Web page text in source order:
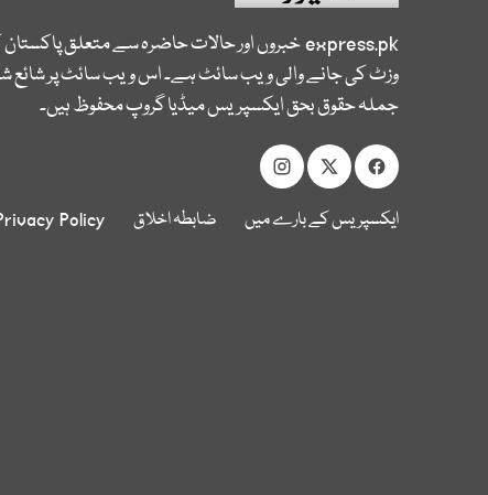
express.pkخبروں اور حالات حاضرہ سے متعلق
وزٹ کی جانے والی ویب سائٹ ہے۔ اس ویب سائٹ پر شائع
جملہ حقوق بحق ایکسپریس میڈیا گروپ محفوظ ہیں۔
ایکسپریس کے بارے میں ضابطہ اخلاق Policy